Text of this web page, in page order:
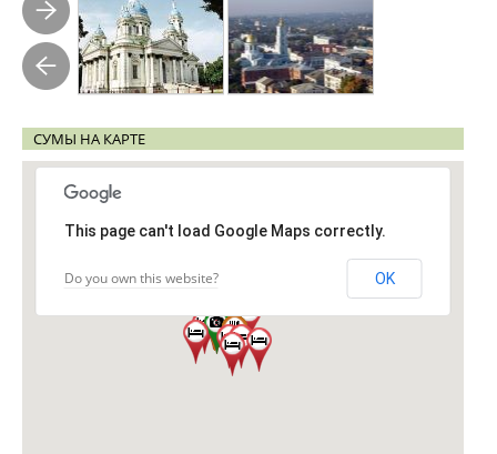
СУМЫ НА КАРТЕ
This page can't load Google Maps correctly.
Do you own this website? OK